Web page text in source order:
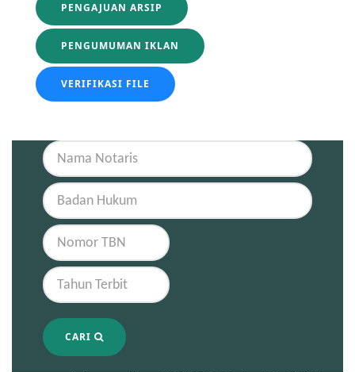
PENGAJUAN ARSIP
PENGUMUMAN IKLAN
VERIFIKASI FILE
CARI